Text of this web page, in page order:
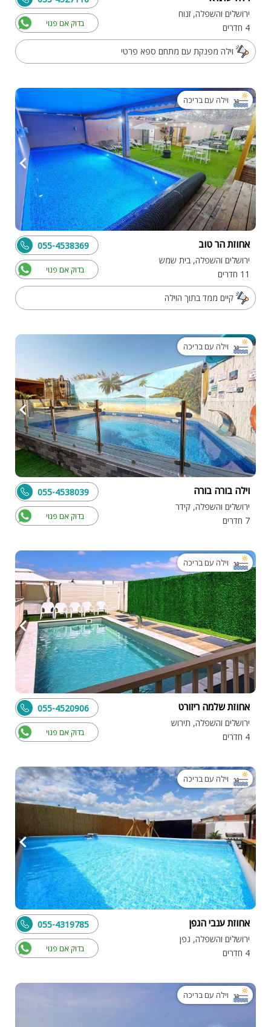
ירושלים והשפלה, זנוח
4 חדרים
בדוק אם פנוי
וילה מפנקת עם מתחם ספא פרטי
וילה עם בריכה
אחוזת הר טוב
ירושלים והשפלה, בית שמש
11 חדרים
בדוק אם פנוי
055-4538369
קיים ממד בתוך הוילה
וילה עם בריכה
וילה בורה בורה
ירושלים והשפלה, קידר
7 חדרים
בדוק אם פנוי
055-4538039
וילה עם בריכה
אחוזת שלמה ריזורט
ירושלים והשפלה, תירוש
4 חדרים
בדוק אם פנוי
055-4520906
וילה עם בריכה
אחוזת ענבי הגפן
ירושלים והשפלה, גפן
4 חדרים
בדוק אם פנוי
055-4319785
וילה עם בריכה